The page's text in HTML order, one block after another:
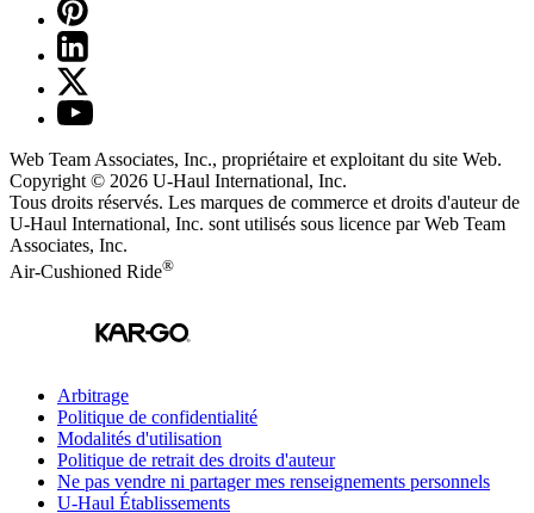
Web Team Associates, Inc., propriétaire et exploitant du site Web.
Copyright © 2026 U-Haul International, Inc.
Tous droits réservés. Les marques de commerce et droits d'auteur de
U-Haul International, Inc. sont utilisés sous licence par Web Team
Associates, Inc.
Air-Cushioned Ride®
Arbitrage
Politique de confidentialité
Modalités d'utilisation
Politique de retrait des droits d'auteur
Ne pas vendre ni partager mes renseignements personnels
U-Haul Établissements